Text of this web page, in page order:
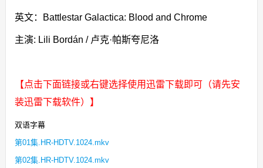
英文：Battlestar Galactica: Blood and Chrome
主演: Lili Bordán / 卢克·帕斯夸尼洛
【点击下面链接或右键选择使用迅雷下载即可（请先安
装迅雷下载软件）】
双语字幕
第01集.HR-HDTV.1024.mkv
第02集.HR-HDTV.1024.mkv